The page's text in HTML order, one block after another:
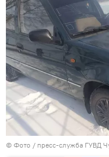
© Фото / пресс-служба ГУВД